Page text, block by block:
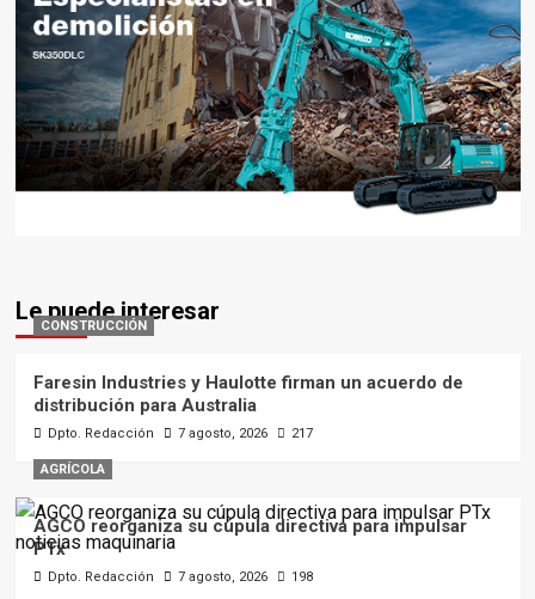
Le puede interesar
CONSTRUCCIÓN
Faresin Industries y Haulotte firman un acuerdo de
distribución para Australia
Dpto. Redacción 7 agosto, 2026 217
AGRÍCOLA
AGCO reorganiza su cúpula directiva para impulsar
PTx
Dpto. Redacción 7 agosto, 2026 198